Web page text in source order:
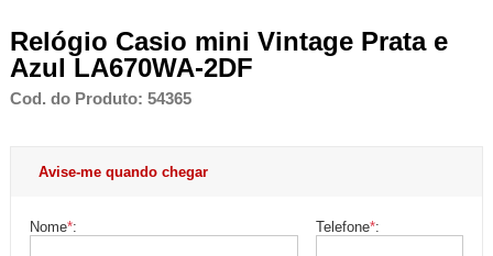
Relógio Casio mini Vintage Prata e
Azul LA670WA-2DF
Cod. do Produto: 54365
Avise-me quando chegar
Nome*: Telefone*: